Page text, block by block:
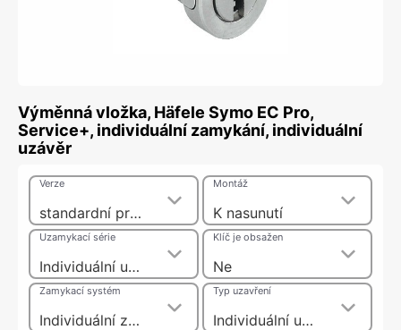
Výměnná vložka, Häfele Symo EC Pro,
Service+, individuální zamykání, individuální
uzávěr
standardní profilindividuální
Verze
K nasunutí
Montáž
Individuální uzávěr
Uzamykací série
Ne
Klíč je obsažen
Individuální zamykání, standardní profil, přizpůsobený
Zamykací systém
Individuální uzávěr
Typ uzavření